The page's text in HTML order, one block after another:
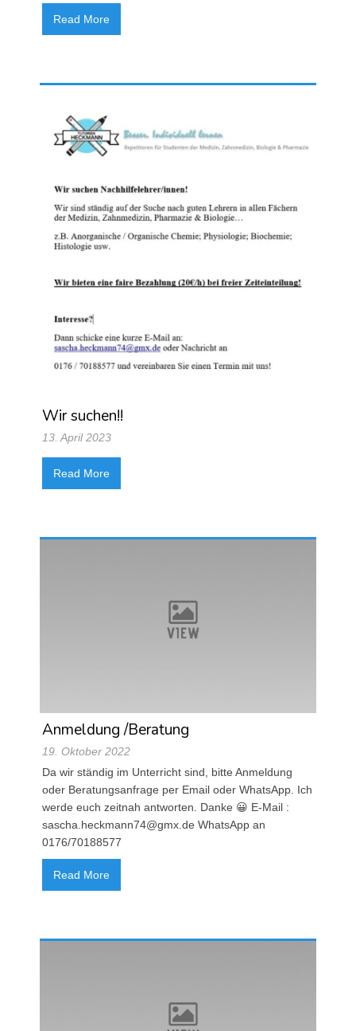
Read More
Wir suchen!!
13. April 2023
Read More
Anmeldung /Beratung
19. Oktober 2022
Da wir ständig im Unterricht sind, bitte Anmeldung
oder Beratungsanfrage per Email oder WhatsApp. Ich
werde euch zeitnah antworten. Danke 😀 E-Mail :
sascha.heckmann74@gmx.de WhatsApp an
0176/70188577
Read More